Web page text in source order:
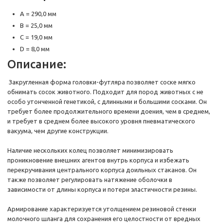
A = 290,0 мм
B = 25,0 мм
C = 19,0 мм
D = 8,0 мм
Описание:
Закругленная форма головки-футляра позволяет соске мягко
обнимать сосок животного. Подходит для пород животных с не
особо утонченной генетикой, с длинными и большими сосками. Он
требует более продолжительного времени доения, чем в среднем,
и требует в среднем более высокого уровня пневматического
вакуума, чем другие конструкции.
Наличие нескольких колец позволяет минимизировать
проникновение внешних агентов внутрь корпуса и избежать
перекручивания центрального корпуса доильных стаканов. Он
также позволяет регулировать натяжение оболочки в
зависимости от длины корпуса и потери эластичности резины.
Армирование характеризуется утолщением резиновой стенки
молочного шланга для сохранения его целостности от вредных